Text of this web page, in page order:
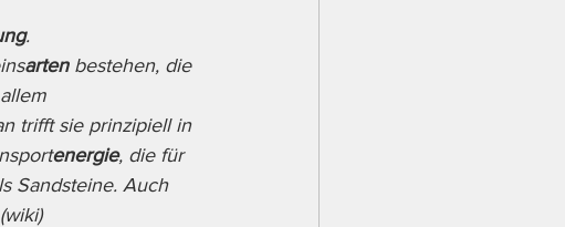
.
arten bestehen, die
trifft sie prinzipiell in
energie, die für
Sandsteine. Auch